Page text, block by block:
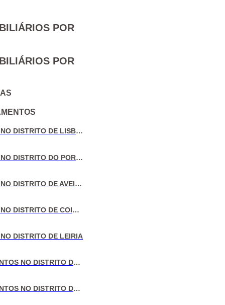
POR
POR
VENDA DE MORADIAS NO DISTRITO DE LISBOA
VENDA DE MORADIAS NO DISTRITO DO PORTO
VENDA DE MORADIAS NO DISTRITO DE AVEIRO
VENDA DE MORADIAS NO DISTRITO DE COIMBRA
DISTRITO DE LEIRIA
VENDA DE APARTAMENTOS NO DISTRITO DE LISBOA
VENDA DE APARTAMENTOS NO DISTRITO DO PORTO